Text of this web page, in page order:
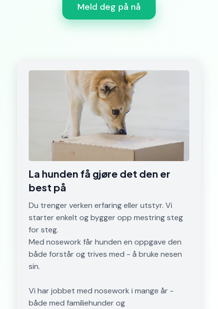
Meld deg på nå
La hunden få gjøre det den er
best på
Du trenger verken erfaring eller utstyr. Vi
starter enkelt og bygger opp mestring steg
for steg.
Med nosework får hunden en oppgave den
både forstår og trives med - å bruke nesen
sin.
Vi har jobbet med nosework i mange år -
både med familiehunder og